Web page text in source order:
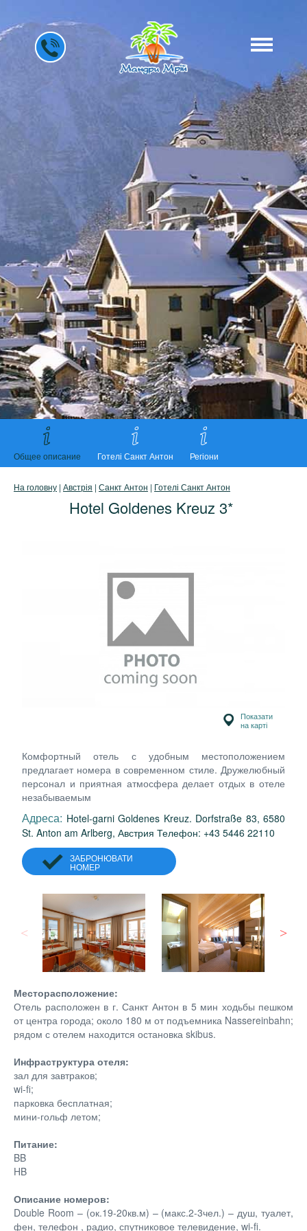
Общее описание Готелі Санкт Антон Регіони
На головну | Австрія | Санкт Антон | Готелі Санкт Антон
Hotel Goldenes Kreuz 3*
Показати
на карті
Комфортный отель с удобным местоположением
предлагает номера в современном стиле. Дружелюбный
персонал и приятная атмосфера делает отдых в отеле
незабываемым
Адреса: Hotel-garni Goldenes Kreuz. Dorfstraße 83, 6580
St. Anton am Arlberg, Австрия Телефон: +43 5446 22110
ЗАБРОНЮВАТИ
НОМЕР
Месторасположение:
Отель расположен в г. Санкт Антон в 5 мин ходьбы пешком
от центра города; около 180 м от подъемника Nassereinbahn;
рядом с отелем находится остановка skibus.
Инфраструктура отеля:
зал для завтраков;
wi-fi;
парковка бесплатная;
мини-гольф летом;
Питание:
BB
HB
Описание номеров:
Double Room – (ок.19-20кв.м) – (макс.2-3чел.) – душ, туалет,
фен, телефон , радио, спутниковое телевидение, wi-fi.